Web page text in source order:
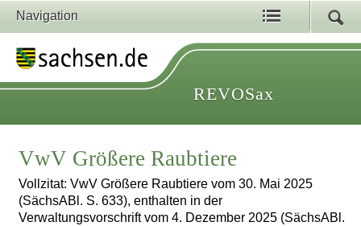
Navigation
REVOSax
VwV Größere Raubtiere
Vollzitat: VwV Größere Raubtiere vom 30. Mai 2025
(SächsABl. S. 633), enthalten in der
Verwaltungsvorschrift vom 4. Dezember 2025 (SächsABl.